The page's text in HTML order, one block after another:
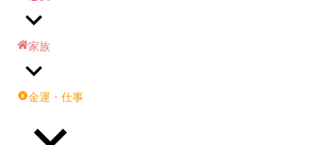
家族
金運・仕事